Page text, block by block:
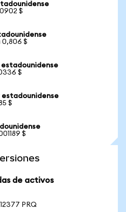
$
0,806 $
estadounidense
$
estadounidense
$
$
de activos
PRQ